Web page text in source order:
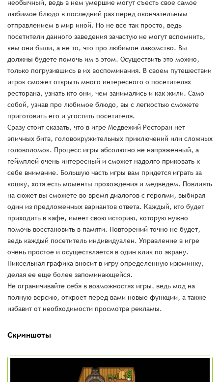
необычный, ведь в нем умершие могут съесть свое самое
любимое блюдо в последний раз перед окончательным
отправлением в мир иной. Но не все так просто, ведь
посетители данного заведения зачастую не могут вспомнить,
кем они были, а не то, что про любимое лакомство. Вы
должны будете помочь им в этом. Осуществить это можно,
только погрузившись в их воспоминания. В своем путешествии
игрок сможет открыть много интересного о посетителях
ресторана, узнать кто они, чем занимались и как жили. Само
собой, узнав про любимое блюдо, вы с легкостью сможете
приготовить его и угостить посетителя.
Сразу стоит сказать, что в игре Медвежий Ресторан нет
эпичных битв, головокружительных приключений или сложных
головоломок. Процесс игры абсолютно не напряженный, а
геймплей очень интересный и сможет надолго приковать к
себе внимание. Большую часть игры вам придется играть за
кошку, хотя есть моменты прохождения и медведем. Повлиять
на сюжет вы сможете во время диалогов с героями, выбирая
один из предложенных вариантов ответа. Каждый, кто будет
приходить в кафе, имеет свою историю, которую нужно
помочь восстановить в памяти. Повторений точно не будет,
ведь каждый посетитель индивидуален. Управление в игре
очень простое и осуществляется в один клик по экрану.
Пиксельная графика вносит в игру определенную изюминку,
делая ее еще более запоминающейся.
Не ограничивайте себя в возможностях игры, ведь мод на
полную версию, откроет перед вами новые функции, а также
избавит от необходимости просмотра рекламы.
Скриншоты